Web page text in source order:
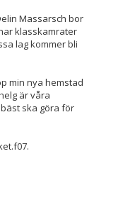
Massarsch bor
klasskamrater
lag kommer bli
min nya hemstad
är våra
ska göra för